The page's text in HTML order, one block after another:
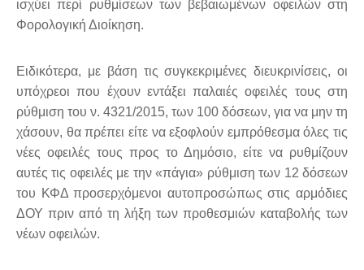
ισχύει περί ρυθμίσεων των βεβαιωμένων οφειλών στη
Φορολογική Διοίκηση.
Ειδικότερα, με βάση τις συγκεκριμένες διευκρινίσεις, οι
υπόχρεοι που έχουν εντάξει παλαιές οφειλές τους στη
ρύθμιση του ν. 4321/2015, των 100 δόσεων, για να μην τη
χάσουν, θα πρέπει είτε να εξοφλούν εμπρόθεσμα όλες τις
νέες οφειλές τους προς το Δημόσιο, είτε να ρυθμίζουν
αυτές τις οφειλές με την «πάγια» ρύθμιση των 12 δόσεων
του ΚΦΔ προσερχόμενοι αυτοπροσώπως στις αρμόδιες
ΔΟΥ πριν από τη λήξη των προθεσμιών καταβολής των
νέων οφειλών.